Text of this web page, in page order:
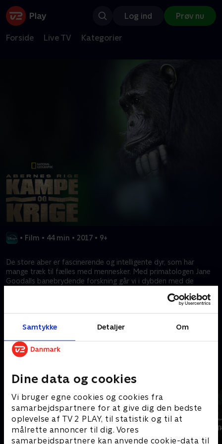
Samtykke Detaljer Om
Dine data og cookies
Vi bruger egne cookies og cookies fra
samarbejdspartnere for at give dig den bedste
oplevelse af TV 2 PLAY, til statistik og til at
målrette annoncer til dig. Vores
samarbejdspartnere kan anvende cookie-data til
Log ind Prøv nu
Forside Live TV Kategorier
• Film • 44 min • 2017 • 9+
De store aber er fascinerende og intelligente dyr, som har
mange træk til fælles med mennesker. Med primatologen Jane
Goodalls banebrydende forskning går vi i dybden med de
personligheder. Abernes rige udforsker disse dyrs livshistorier og
Kræver tilkøb
Mere indhold fra Disney+